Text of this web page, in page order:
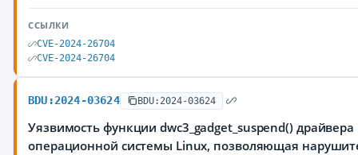
ССЫЛКИ
CVE-2024-26704
CVE-2024-26704
BDU:2024-03624 BDU:2024-03624
Уязвимость функции dwc3_gadget_suspend() драйвера
операционной системы Linux, позволяющая